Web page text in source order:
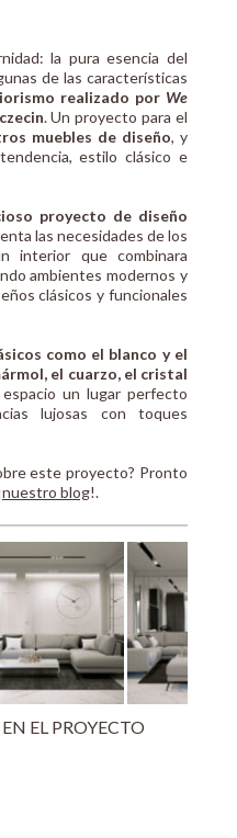
la pura esencia del
de las características
realizado por We
. Un proyecto para el
muebles de diseño, y
estilo clásico e
proyecto de diseño
las necesidades de los
interior que combinara
ambientes modernos y
clásicos y funcionales
como el blanco y el
el cuarzo, el cristal
un lugar perfecto
lujosas con toques
este proyecto? Pronto
nuestro blog!.
EL PROYECTO